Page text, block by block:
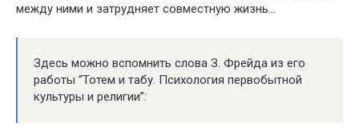
между ними и затрудняет совместную жизнь…
Здесь можно вспомнить слова З. Фрейда из его
работы “Тотем и табу. Психология первобытной
культуры и религии”: